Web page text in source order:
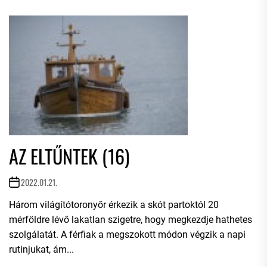
AZ ELTŰNTEK (16)
2022.01.21.
Három világítótoronyőr érkezik a skót partoktól 20
mérföldre lévő lakatlan szigetre, hogy megkezdje hathetes
szolgálatát. A férfiak a megszokott módon végzik a napi
rutinjukat, ám...